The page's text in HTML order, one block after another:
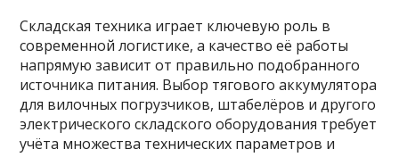
Складская техника играет ключевую роль в
современной логистике, а качество её работы
напрямую зависит от правильно подобранного
источника питания. Выбор тягового аккумулятора
для вилочных погрузчиков, штабелёров и другого
электрического складского оборудования требует
учёта множества технических параметров и